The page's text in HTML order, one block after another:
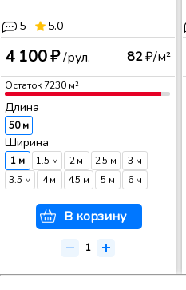
5 5.0
4 100 ₽/рул. 82₽/м²
Остаток7230м²
Длина
50 м
Ширина
1 м 1.5 м 2 м 2.5 м
3 м
3.5 м
4 м 4.5 м 5 м 6 м
В корзину